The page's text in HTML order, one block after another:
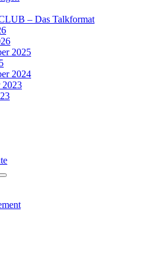
– Das Talkformat
2025
2024